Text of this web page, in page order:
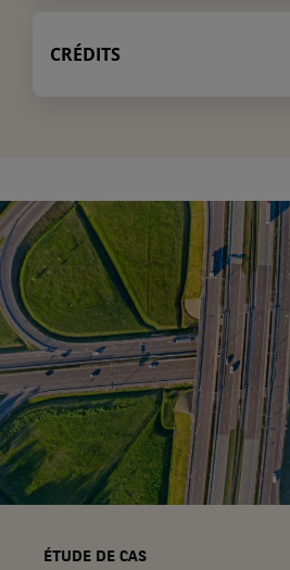
CRÉDITS
ÉTUDE DE CAS